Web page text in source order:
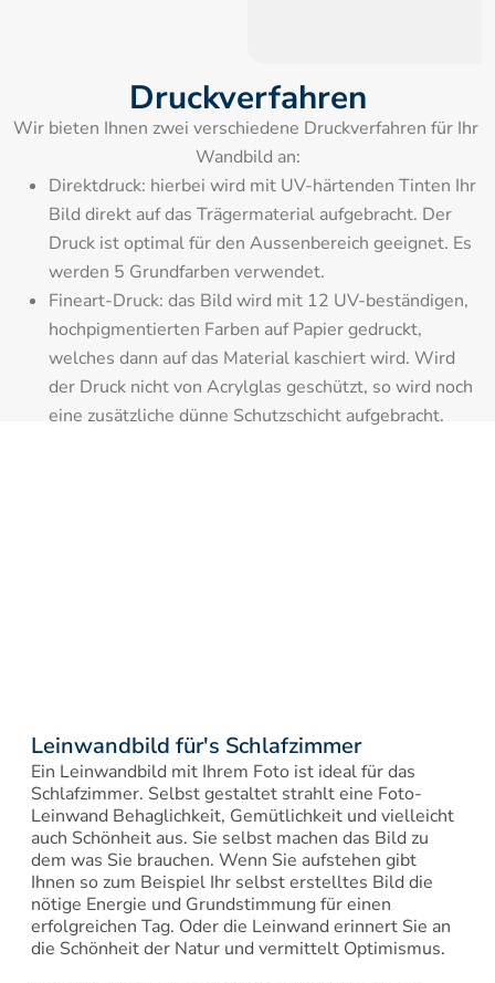
Druckverfahren
Wir bieten Ihnen zwei verschiedene Druckverfahren für Ihr
Wandbild an:
Direktdruck: hierbei wird mit UV-härtenden Tinten Ihr
Bild direkt auf das Trägermaterial aufgebracht. Der
Druck ist optimal für den Aussenbereich geeignet. Es
werden 5 Grundfarben verwendet.
Fineart-Druck: das Bild wird mit 12 UV-beständigen,
hochpigmentierten Farben auf Papier gedruckt,
welches dann auf das Material kaschiert wird. Wird
der Druck nicht von Acrylglas geschützt, so wird noch
eine zusätzliche dünne Schutzschicht aufgebracht.
Leinwandbild für's Schlafzimmer
Ein Leinwandbild mit Ihrem Foto ist ideal für das
Schlafzimmer. Selbst gestaltet strahlt eine Foto-
Leinwand Behaglichkeit, Gemütlichkeit und vielleicht
auch Schönheit aus. Sie selbst machen das Bild zu
dem was Sie brauchen. Wenn Sie aufstehen gibt
Ihnen so zum Beispiel Ihr selbst erstelltes Bild die
nötige Energie und Grundstimmung für einen
erfolgreichen Tag. Oder die Leinwand erinnert Sie an
die Schönheit der Natur und vermittelt Optimismus.